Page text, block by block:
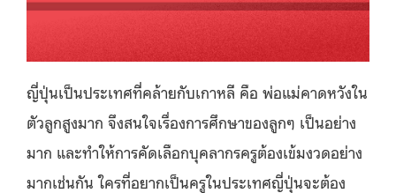
ญี่ปุ่นเป็นประเทศที่คล้ายกับเกาหลี คือ พ่อแม่คาดหวังใน
ตัวลูกสูงมาก จึงสนใจเรื่องการศึกษาของลูกๆ เป็นอย่าง
มาก และทำให้การคัดเลือกบุคลากรครูต้องเข้มงวดอย่าง
มากเช่นกัน ใครที่อยากเป็นครูในประเทศญี่ปุ่นจะต้อง